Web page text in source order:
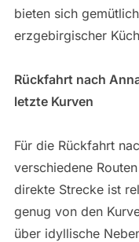
bieten sich
erzgebirgischer
Rückfahrt nach
letzte Kurven
Für die Rückfahrt
verschiedene
direkte Strecke ist
genug von den
über idyllische